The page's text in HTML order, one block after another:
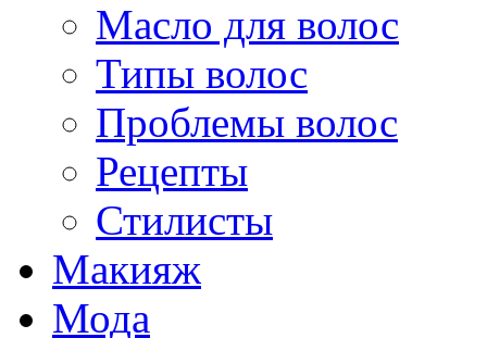
Масло для волос
Типы волос
Проблемы волос
Рецепты
Стилисты
Макияж
Мода